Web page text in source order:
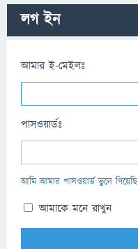
লগ ইন
আমার ই-মেইলঃ
পাসওয়ার্ডঃ
আমি আমার পাসওয়ার্ড ভুলে গিয়েছি
আমাকে মনে রাখুন